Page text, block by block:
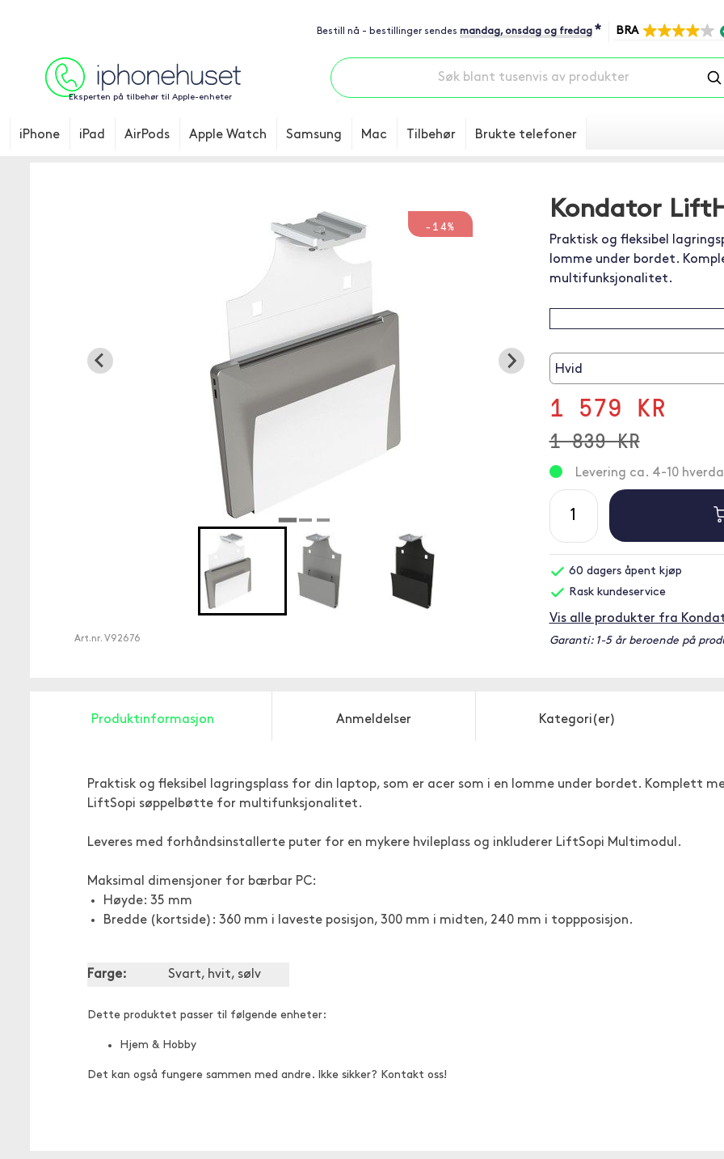
Bestill nå - bestillinger sendes mandag, onsdag og fredag * BRA
Eksperten på tilbehør til Apple-enheter
iPhone iPad AirPods Apple Watch Samsung Mac Tilbehør Brukte telefoner
-14%
Art.nr. V92676
Kondator
Praktisk og fleksibel
lomme under bordet.
multifunksjonalitet.
Hvid
1 579 KR
1 839 KR
Levering ca. 4-10
60 dagers åpent kjøp
Rask kundeservice
Vis alle produkter fra
Garanti: 1-5 år beroende på
Produktinformasjon Anmeldelser Kategori(er)
Praktisk og fleksibel lagringsplass for din laptop, som er acer som i en lomme under bordet. Komplett
LiftSopi søppelbøtte for multifunksjonalitet.
Leveres med forhåndsinstallerte puter for en mykere hvileplass og inkluderer LiftSopi Multimodul.
Maksimal dimensjoner for bærbar PC:
Høyde: 35 mm
Bredde (kortside): 360 mm i laveste posisjon, 300 mm i midten, 240 mm i toppposisjon.
Farge: Svart, hvit, sølv
Dette produktet passer til følgende enheter:
Hjem & Hobby
Det kan også fungere sammen med andre. Ikke sikker? Kontakt oss!